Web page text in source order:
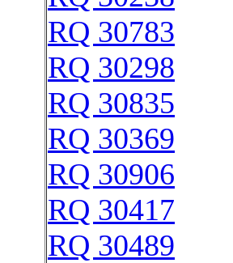
RQ 30783
RQ 30298
RQ 30835
RQ 30369
RQ 30906
RQ 30417
RQ 30489